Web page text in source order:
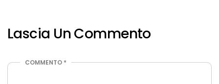
Lascia Un Commento
COMMENTO *